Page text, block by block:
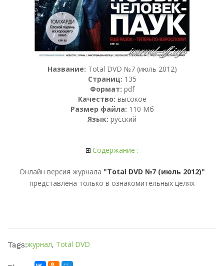
Название: Total DVD №7 (июль 2012)
Страниц: 135
Формат: pdf
Качество: высокое
Размер файла: 110 Мб
Язык: русский
Содержание :
Онлайн версия журнала "Total DVD №7 (июль 2012)"
представлена только в ознакомительных целях
Tags:журнал, Total DVD